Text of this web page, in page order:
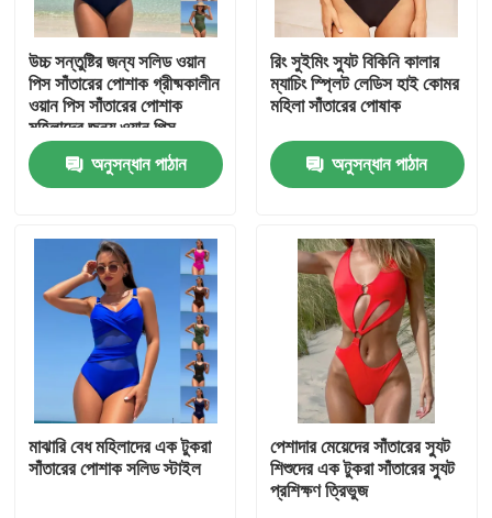
বাড়ি
পণ্য
ভিডিও
VR প্রদর্শন
আমাদের সম্পর্কে
কারখানা ভ্রমণ
মান নিয়ন্ত্রণ
উচ্চ সন্তুষ্টির জন্য সলিড ওয়ান
পিস সাঁতারের পোশাক গ্রীষ্মকালীন
ওয়ান পিস সাঁতারের পোশাক
মহিলাদের জন্য ওয়ান পিস
সাঁতারের পোশাক সেক্সি কালো
অনুসন্ধান পাঠান
রিং সুইমিং স্যুট বিকিনি কালার
ম্যাচিং স্প্লিট লেডিস হাই কোমর
মহিলা সাঁতারের পোষাক
অনুসন্ধান পাঠান
মাঝারি বেধ মহিলাদের এক টুকরা
সাঁতারের পোশাক সলিড স্টাইল
পেশাদার মেয়েদের সাঁতারের স্যুট
শিশুদের এক টুকরা সাঁতারের স্যুট
প্রশিক্ষণ ত্রিভুজ